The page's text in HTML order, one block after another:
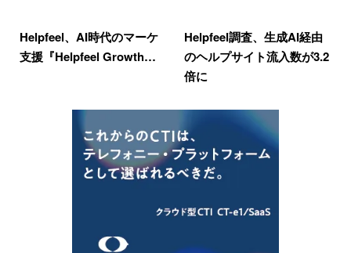
Helpfeel、AI時代のマーケ
支援『Helpfeel Growth…
Helpfeel調査、生成AI経由
のヘルプサイト流入数が3.2
倍に